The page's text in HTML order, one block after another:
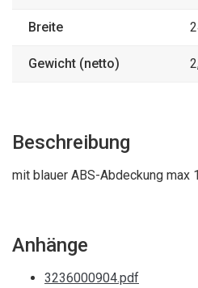
Breite
Gewicht (netto)
Beschreibung
mit blauer ABS-Abdeckung max
Anhänge
3236000904.pdf